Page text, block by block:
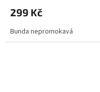
299 Kč
Bunda nepromokavá